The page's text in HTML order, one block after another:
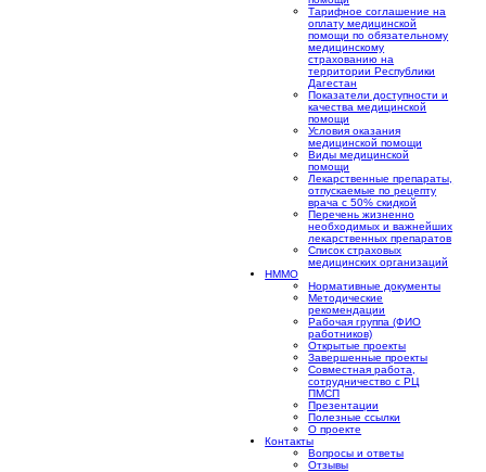
Тарифное соглашение на
оплату медицинской
помощи по обязательному
медицинскому
страхованию на
территории Республики
Дагестан
Показатели доступности и
качества медицинской
помощи
Условия оказания
медицинской помощи
Виды медицинской
помощи
Лекарственные препараты,
отпускаемые по рецепту
врача с 50% скидкой
Перечень жизненно
необходимых и важнейших
лекарственных препаратов
Список страховых
медицинских организаций
НММО
Нормативные документы
Методические
рекомендации
Рабочая группа (ФИО
работников)
Открытые проекты
Завершенные проекты
Совместная работа,
сотрудничество с РЦ
ПМСП
Презентации
Полезные ссылки
О проекте
Контакты
Вопросы и ответы
Отзывы